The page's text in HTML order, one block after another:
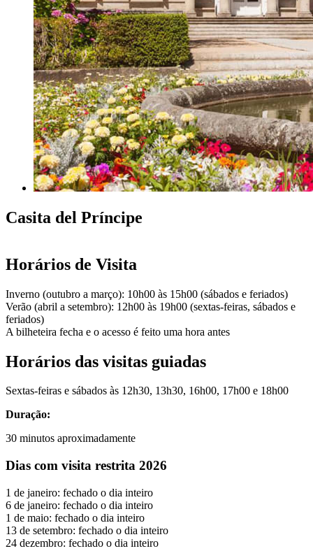
Casita del Príncipe
Horários de Visita
Inverno (outubro a março): 10h00 às 15h00 (sábados e feriados)
Verão (abril a setembro): 12h00 às 19h00 (sextas-feiras, sábados e
feriados)
A bilheteira fecha e o acesso é feito uma hora antes
Horários das visitas guiadas
Sextas-feiras e sábados às 12h30, 13h30, 16h00, 17h00 e 18h00
Duração:
30 minutos aproximadamente
Dias com visita restrita 2026
1 de janeiro: fechado o dia inteiro
6 de janeiro: fechado o dia inteiro
1 de maio: fechado o dia inteiro
13 de setembro: fechado o dia inteiro
24 dezembro: fechado o dia inteiro